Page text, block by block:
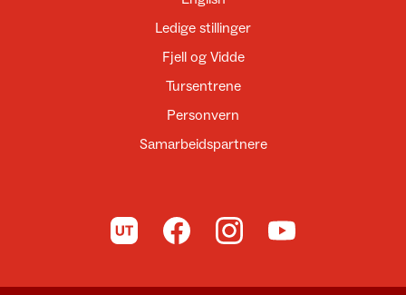
Ledige stillinger
Fjell og Vidde
Tursentrene
Personvern
Samarbeidspartnere
Til UT.no Til DNT på Facebook
Til DNT på Instagram
Til DNT på YouTube